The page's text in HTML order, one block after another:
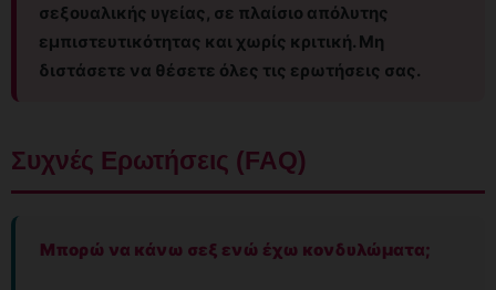
σεξουαλικής υγείας, σε πλαίσιο απόλυτης
εμπιστευτικότητας και χωρίς κριτική. Μη
διστάσετε να θέσετε όλες τις ερωτήσεις σας.
Συχνές Ερωτήσεις (FAQ)
Μπορώ να κάνω σεξ ενώ έχω κονδυλώματα;